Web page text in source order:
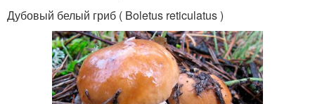
Дубовый белый гриб ( Boletus reticulatus )